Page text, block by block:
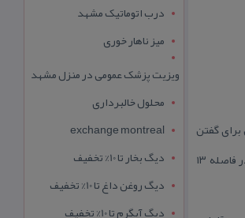
گفتن
دارد. آب و هوای این روستا به دلیل قرارگیری در رشته كوه های البرز در بهار و تابستان معتدل و در پاییز و زمستان سرد می باشد. این روستا در فاصله ۱۳
درب اتوماتیک مشهد
میز ناهار خوری
ویزیت پزشک عمومی در منزل مشهد
محلول خالبرداری
exchange montreal
دیگ بخار تا 10% تخفیف
دیگ روغن داغ تا 10% تخفیف
دیگ آبگرم تا 10% تخفیف